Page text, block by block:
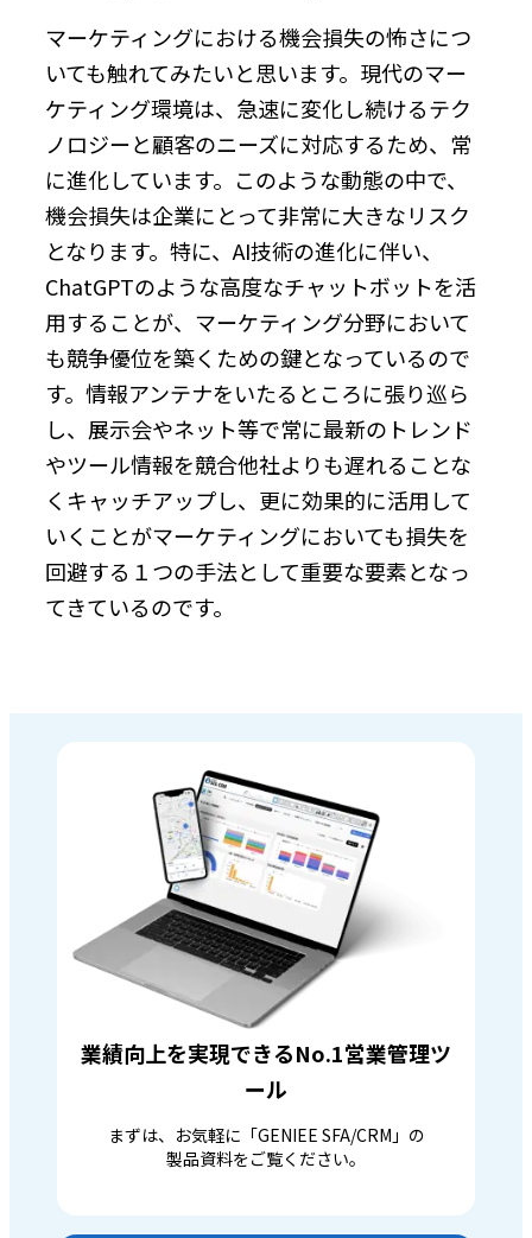
マーケティングにおける機会損失の怖さにつ
いても触れてみたいと思います。現代のマー
ケティング環境は、急速に変化し続けるテク
ノロジーと顧客のニーズに対応するため、常
に進化しています。このような動態の中で、
機会損失は企業にとって非常に大きなリスク
となります。特に、AI技術の進化に伴い、
ChatGPTのような高度なチャットボットを活
用することが、マーケティング分野において
も競争優位を築くための鍵となっているので
す。情報アンテナをいたるところに張り巡ら
し、展示会やネット等で常に最新のトレンド
やツール情報を競合他社よりも遅れることな
くキャッチアップし、更に効果的に活用して
いくことがマーケティングにおいても損失を
回避する１つの手法として重要な要素となっ
てきているのです。
業績向上を実現できるNo.1営業管理ツ
ール
まずは、お気軽に「GENIEE SFA/CRM」の
製品資料をご覧ください。